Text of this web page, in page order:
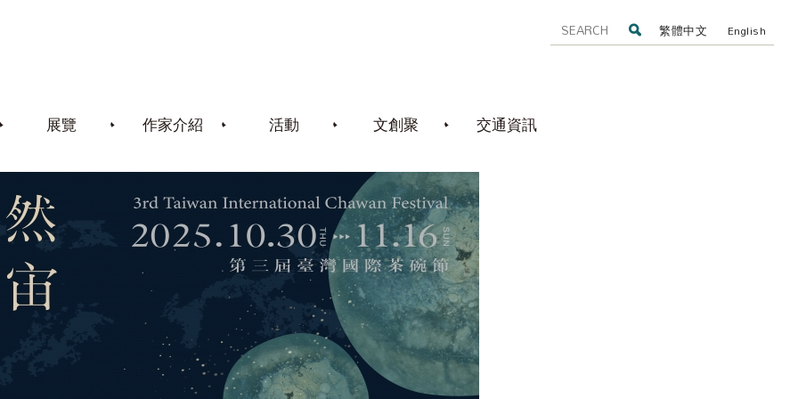
繁體中文 English
展覽 作家介紹 活動 文創聚 交通資訊